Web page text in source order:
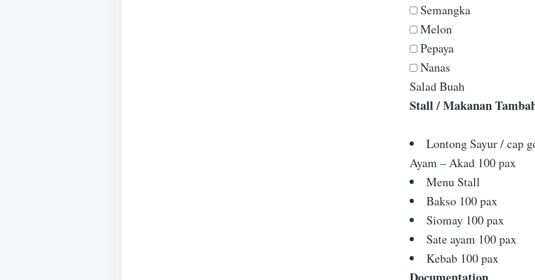
Semangka
Melon
Pepaya
Nanas
Salad Buah
Stall / Makanan
Lontong Sayur / cap
Ayam – Akad 100 pax
Menu Stall
Bakso 100 pax
Siomay 100 pax
Sate ayam 100 pax
Kebab 100 pax